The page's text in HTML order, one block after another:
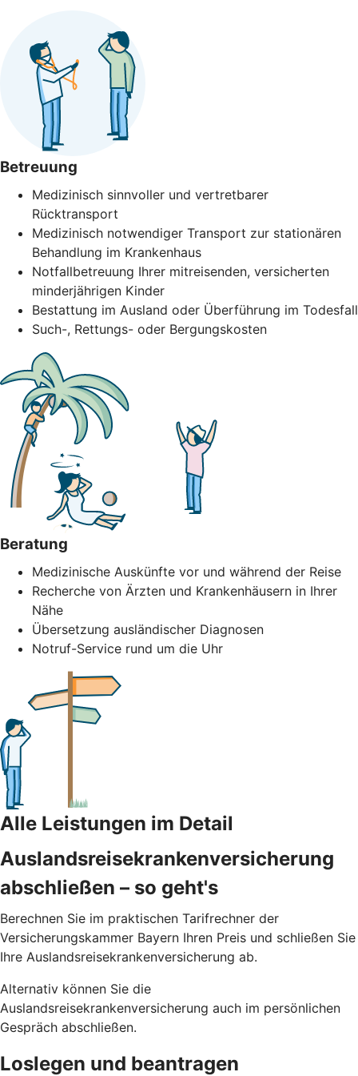
Betreuung
Medizinisch sinnvoller und vertretbarer
Rücktransport
Medizinisch notwendiger Transport zur stationären
Behandlung im Krankenhaus
Notfallbetreuung Ihrer mitreisenden, versicherten
minderjährigen Kinder
Bestattung im Ausland oder Überführung im Todesfall
Such-, Rettungs- oder Bergungskosten
Beratung
Medizinische Auskünfte vor und während der Reise
Recherche von Ärzten und Krankenhäusern in Ihrer
Nähe
Übersetzung ausländischer Diagnosen
Notruf-Service rund um die Uhr
Alle Leistungen im Detail
Auslandsreisekrankenversicherung
abschließen – so geht's
Berechnen Sie im praktischen Tarifrechner der
Versicherungskammer Bayern Ihren Preis und schließen Sie
Ihre Auslandsreisekrankenversicherung ab.
Alternativ können Sie die
Auslandsreisekrankenversicherung auch im persönlichen
Gespräch abschließen.
Loslegen und beantragen